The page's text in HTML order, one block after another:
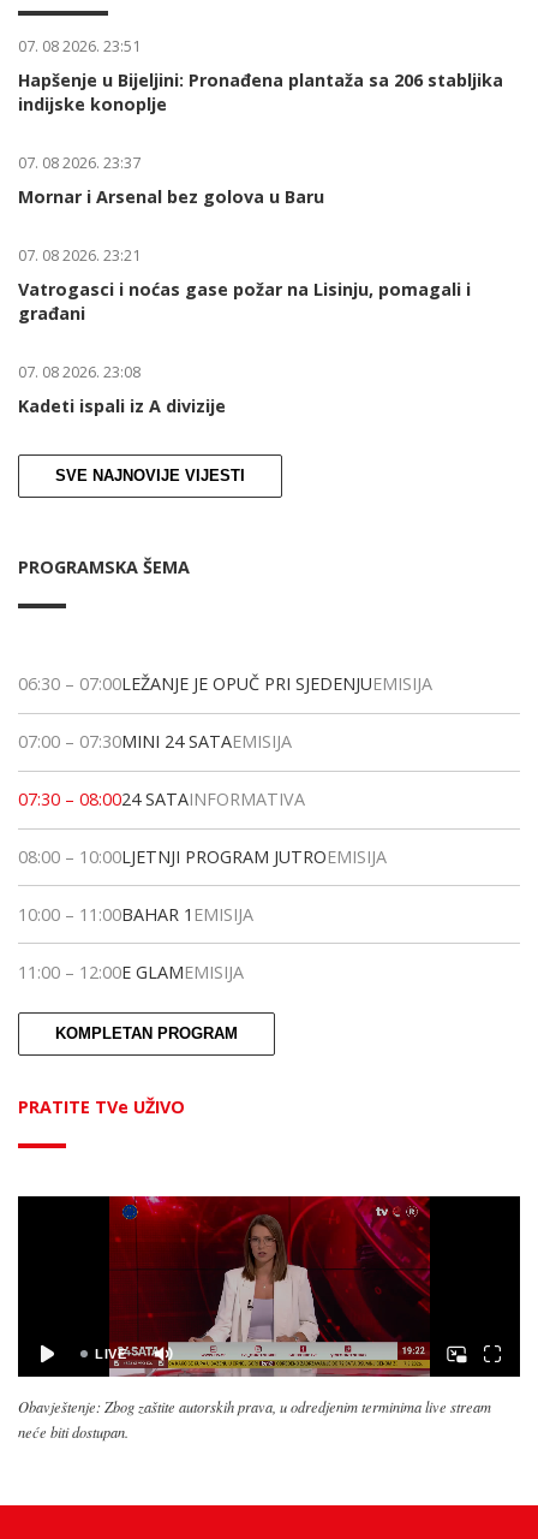
07. 08 2026. 23:51
Hapšenje u Bijeljini: Pronađena plantaža sa 206 stabljika
indijske konoplje
07. 08 2026. 23:37
Mornar i Arsenal bez golova u Baru
07. 08 2026. 23:21
Vatrogasci i noćas gase požar na Lisinju, pomagali i
građani
07. 08 2026. 23:08
Kadeti ispali iz A divizije
SVE NAJNOVIJE VIJESTI
PROGRAMSKA ŠEMA
06:30 – 07:00LEŽANJE JE OPUČ PRI SJEDENJUEMISIJA
07:00 – 07:30MINI 24 SATAEMISIJA
07:30 – 08:0024 SATAINFORMATIVA
08:00 – 10:00LJETNJI PROGRAM JUTROEMISIJA
10:00 – 11:00BAHAR 1 EMISIJA
11:00 – 12:00E GLAMEMISIJA
KOMPLETAN PROGRAM
PRATITE TVe UŽIVO
Obavještenje: Zbog zaštite autorskih prava, u odredjenim terminima live stream
neće biti dostupan.